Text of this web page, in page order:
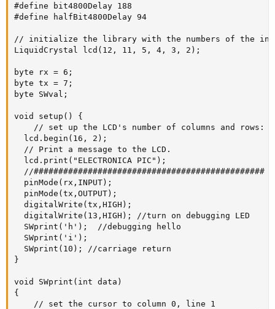
#define bit4800Delay 188
#define halfBit4800Delay 94
// initialize the library with the numbers of the
LiquidCrystal lcd(12, 11, 5, 4, 3, 2);
byte rx = 6;
byte tx = 7;
byte SWval;
void setup() {
    // set up the LCD's number of columns and rows:
  lcd.begin(16, 2);
  // Print a message to the LCD.
  lcd.print("ELECTRONICA PIC");
  //###############################################
  pinMode(rx,INPUT);
  pinMode(tx,OUTPUT);
  digitalWrite(tx,HIGH);
  digitalWrite(13,HIGH); //turn on debugging LED
  SWprint('h');  //debugging hello
  SWprint('i');
  SWprint(10); //carriage return
}
void SWprint(int data)
{
    // set the cursor to column 0, line 1